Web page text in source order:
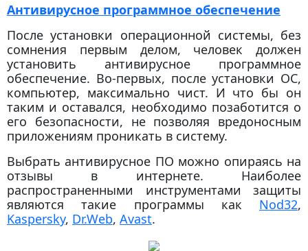
Антивирусное программное обеспечение
После установки операционной системы, без
сомнения первым делом, человек должен
установить антивирусное программное
обеспечение. Во-первых, после установки ОС,
компьютер, максимально чист. И что бы он
таким и оставался, необходимо позаботится о
его безопасности, не позволяя вредоносным
приложениям проникать в систему.
Выбрать антивирусное ПО можно опираясь на
отзывы в интернете. Наиболее
распространенными инструментами защиты
являются такие программы как Nod32,
Kaspersky, Dr.Web, Avast.